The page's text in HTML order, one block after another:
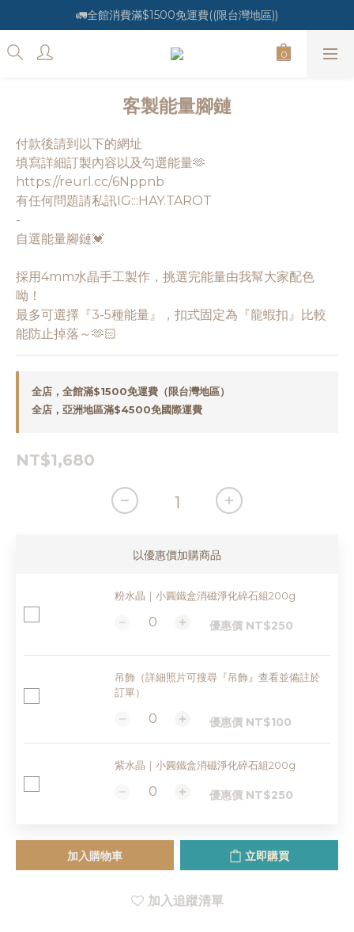
🚛全館消費滿$1500免運費((限台灣地區))
客製能量腳鏈
付款後請到以下的網址
填寫詳細訂製內容以及勾選能量🫶
https://reurl.cc/6Nppnb
有任何問題請私訊IG:::HAY.TAROT
-
自選能量腳鏈💓
採用4mm水晶手工製作，挑選完能量由我幫大家配色
呦！
最多可選擇『3-5種能量』，扣式固定為『龍蝦扣』比較
能防止掉落～🫶🏻
全店，全館滿$1500免運費（限台灣地區）
全店，亞洲地區滿$4500免國際運費
NT$1,680
以優惠價加購商品
粉水晶｜小圓鐵盒消磁淨化碎石組200g
優惠價 NT$250
吊飾（詳細照片可搜尋『吊飾』查看並備註於
訂單）
優惠價 NT$100
紫水晶｜小圓鐵盒消磁淨化碎石組200g
優惠價 NT$250
加入購物車 立即購買
加入追蹤清單